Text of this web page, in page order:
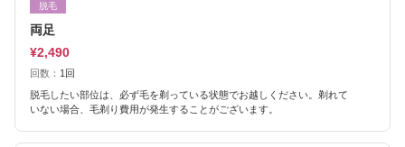
脱毛
両足
¥2,490
回数： 1回
脱毛したい部位は、必ず毛を剃っている状態でお越しください。剃れて
いない場合、毛剃り費用が発生することがございます。